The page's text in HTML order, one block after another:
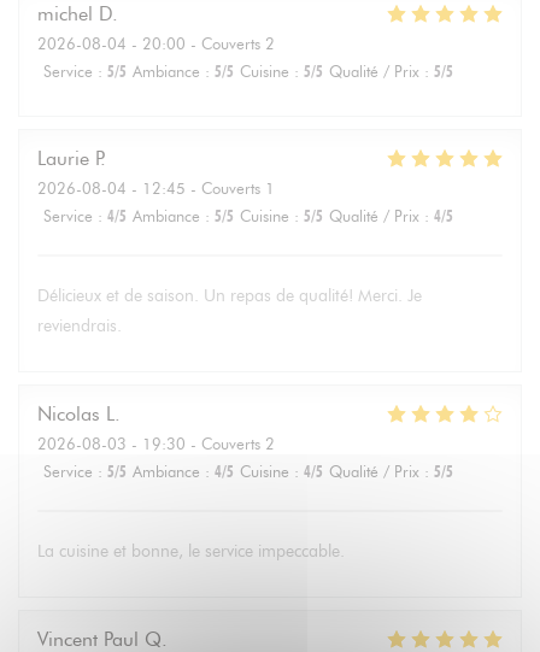
michel D
2026-08-04 - 20:00 - Couverts 2
Service : 5/5 Ambiance : 5/5 Cuisine : 5/5 Qualité / Prix : 5/5
Laurie P
2026-08-04 - 12:45 - Couverts 1
Service : 4/5 Ambiance : 5/5 Cuisine : 5/5 Qualité / Prix : 4/5
Délicieux et de saison. Un repas de qualité! Merci. Je
reviendrais.
Nicolas L
2026-08-03 - 19:30 - Couverts 2
Service : 5/5 Ambiance : 4/5 Cuisine : 4/5 Qualité / Prix : 5/5
La cuisine et bonne, le service impeccable.
Vincent Paul Q